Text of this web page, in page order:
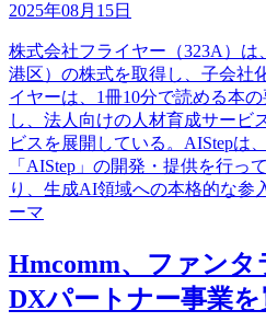
2025年08月15日
株式会社フライヤー（323A）は
港区）の株式を取得し、子会社
イヤーは、1冊10分で読める本
し、法人向けの人材育成サービ
ビスを展開している。AIStepは
「AIStep」の開発・提供を行っ
り、生成AI領域への本格的な参
ーマ
Hmcomm、ファンタ
DXパートナー事業を